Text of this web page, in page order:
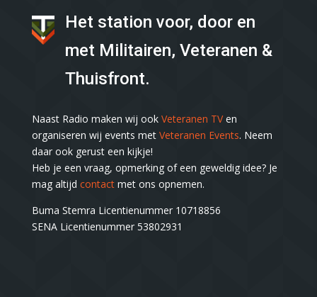
Het station voor, door en
met Militairen, Veteranen &
Thuisfront.
Naast Radio maken wij ook Veteranen TVen
organiseren wij events met Veteranen Events. Neem
daar ook gerust een kijkje!
Heb je een vraag, opmerking of een geweldig idee? Je
mag altijd contactmet ons opnemen.
Buma Stemra Licentienummer 10718856
SENA Licentienummer 53802931